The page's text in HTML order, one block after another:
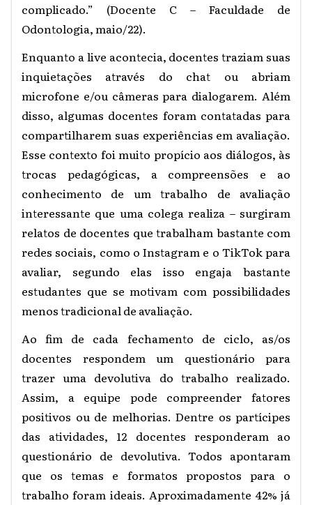
complicado.” (Docente C – Faculdade de
Odontologia, maio/22).
Enquanto a live acontecia, docentes traziam suas
inquietações através do chat ou abriam
microfone e/ou câmeras para dialogarem. Além
disso, algumas docentes foram contatadas para
compartilharem suas experiências em avaliação.
Esse contexto foi muito propício aos diálogos, às
trocas pedagógicas, a compreensões e ao
conhecimento de um trabalho de avaliação
interessante que uma colega realiza – surgiram
relatos de docentes que trabalham bastante com
redes sociais, como o Instagram e o TikTok para
avaliar, segundo elas isso engaja bastante
estudantes que se motivam com possibilidades
menos tradicional de avaliação.
Ao fim de cada fechamento de ciclo, as/os
docentes respondem um questionário para
trazer uma devolutiva do trabalho realizado.
Assim, a equipe pode compreender fatores
positivos ou de melhorias. Dentre os partícipes
das atividades, 12 docentes responderam ao
questionário de devolutiva. Todos apontaram
que os temas e formatos propostos para o
trabalho foram ideais. Aproximadamente 42% já